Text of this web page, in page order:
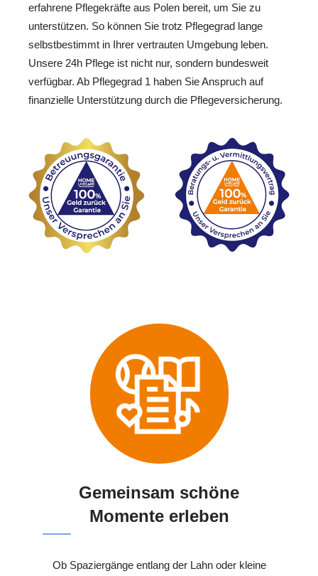
erfahrene Pflegekräfte aus Polen bereit, um Sie zu
unterstützen. So können Sie trotz Pflegegrad lange
selbstbestimmt in Ihrer vertrauten Umgebung leben.
Unsere 24h Pflege ist nicht nur, sondern bundesweit
verfügbar. Ab Pflegegrad 1 haben Sie Anspruch auf
finanzielle Unterstützung durch die Pflegeversicherung.
Gemeinsam schöne
Momente erleben
Ob Spaziergänge entlang der Lahn oder kleine